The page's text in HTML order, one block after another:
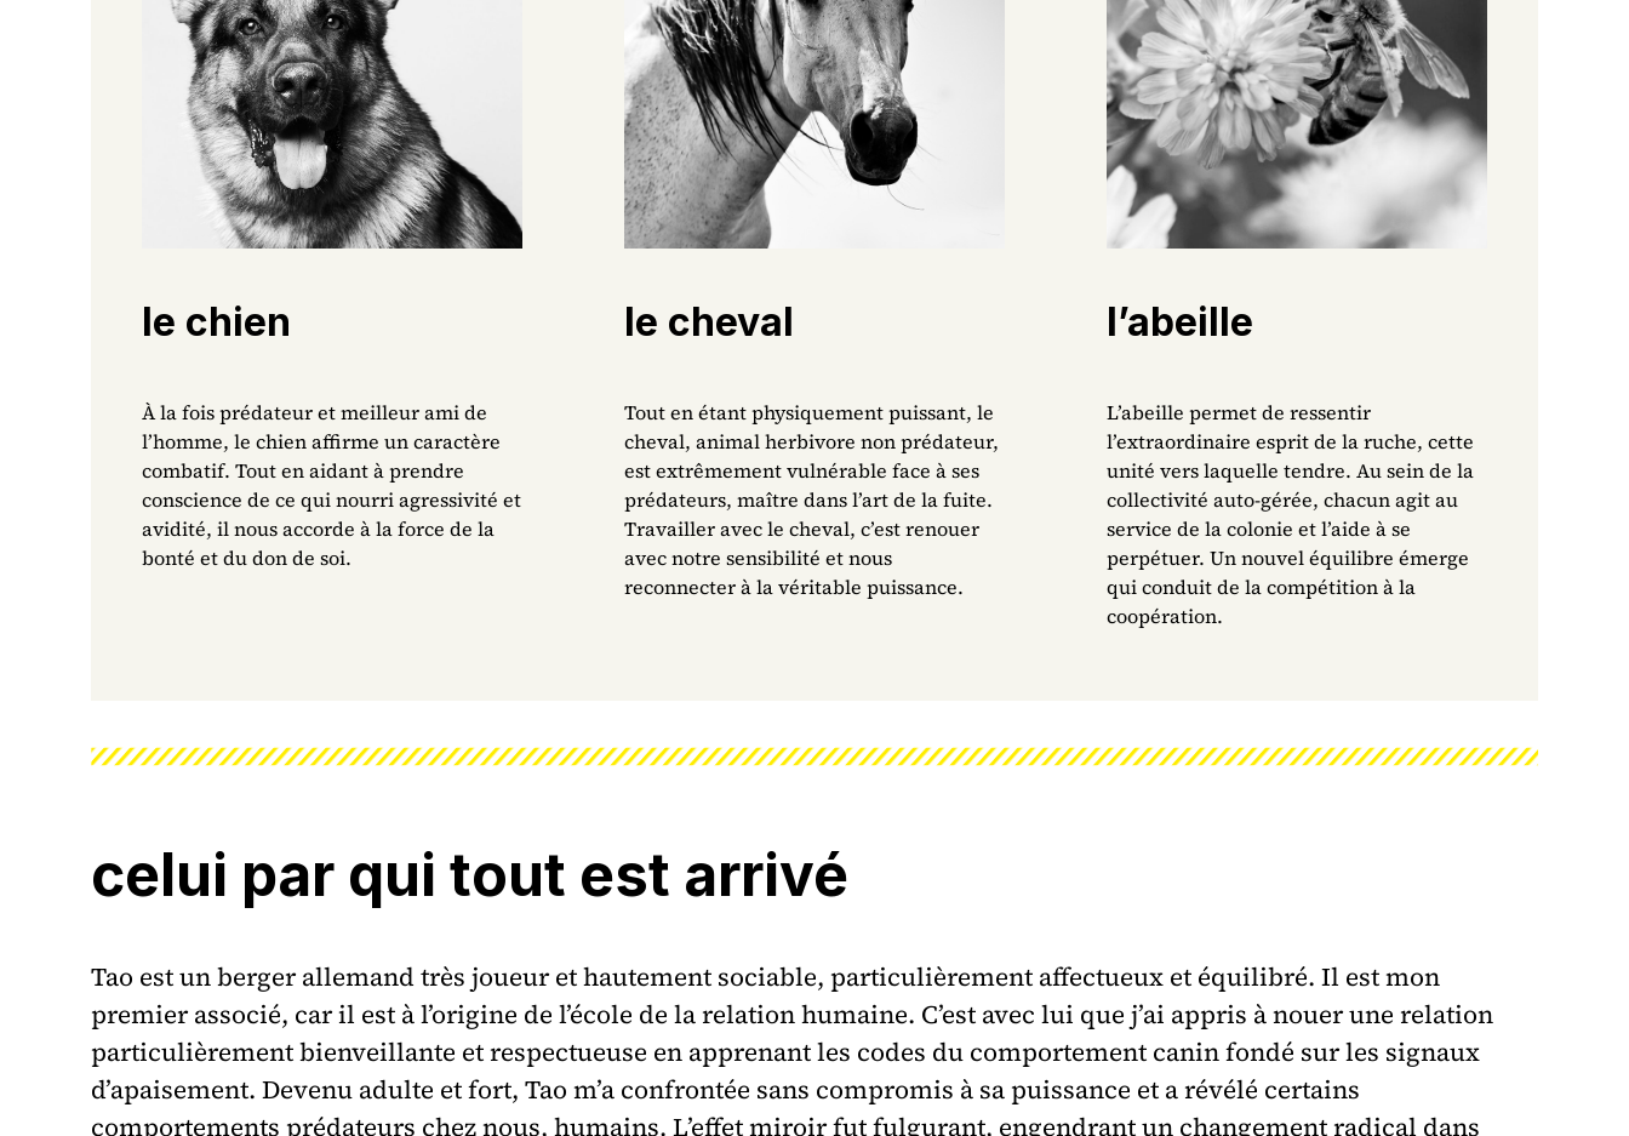
le chien
À la fois prédateur et meilleur ami de
l’homme, le chien affirme un caractère
combatif. Tout en aidant à prendre
conscience de ce qui nourri agressivité et
avidité, il nous accorde à la force de la
bonté et du don de soi.
le cheval
Tout en étant physiquement puissant, le
cheval, animal herbivore non prédateur,
est extrêmement vulnérable face à ses
prédateurs, maître dans l’art de la fuite.
Travailler avec le cheval, c’est renouer
avec notre sensibilité et nous
reconnecter à la véritable puissance.
l’abeille
L’abeille permet de ressentir
l’extraordinaire esprit de la ruche, cette
unité vers laquelle tendre. Au sein de la
collectivité auto-gérée, chacun agit au
service de la colonie et l’aide à se
perpétuer. Un nouvel équilibre émerge
qui conduit de la compétition à la
coopération.
celui par qui tout est arrivé
Tao est un berger allemand très joueur et hautement sociable, particulièrement affectueux et équilibré. Il est mon
premier associé, car il est à l’origine de l’école de la relation humaine. C’est avec lui que j’ai appris à nouer une relation
particulièrement bienveillante et respectueuse en apprenant les codes du comportement canin fondé sur les signaux
d’apaisement. Devenu adulte et fort, Tao m’a confrontée sans compromis à sa puissance et a révélé certains
comportements prédateurs chez nous, humains. L’effet miroir fut fulgurant, engendrant un changement radical dans